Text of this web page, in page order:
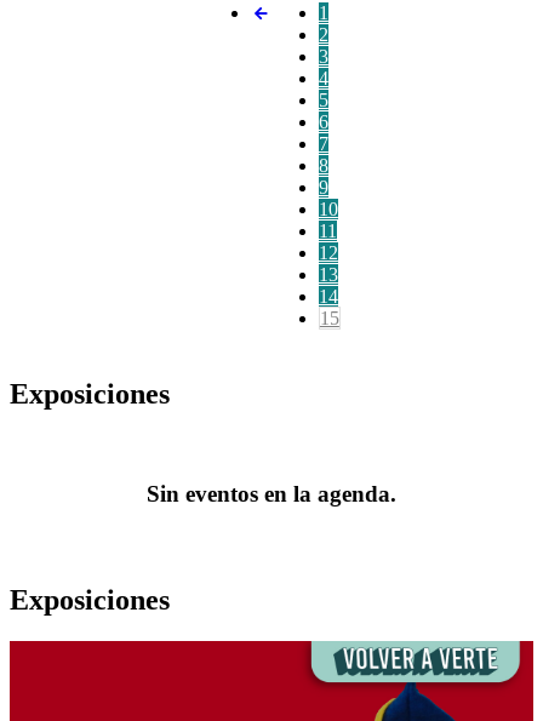
1
2
3
4
5
6
7
8
9
10
11
12
13
14
15
Exposiciones
Sin eventos en la agenda.
Exposiciones